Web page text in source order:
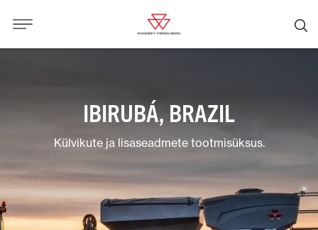
IBIRUBÁ, BRAZIL
Külvikute ja lisaseadmete tootmisüksus.